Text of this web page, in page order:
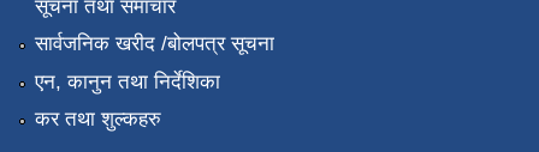
सूचना तथा समाचार
सार्वजनिक खरीद /बोलपत्र सूचना
एन, कानुन तथा निर्देशिका
कर तथा शुल्कहरु